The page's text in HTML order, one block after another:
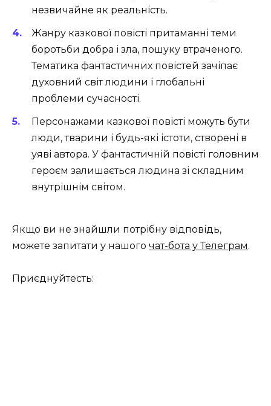
незвичайне як реальність.
Жанру казкової повісті притаманні теми
боротьби добра і зла, пошуку втраченого.
Тематика фантастичних повістей зачіпає
духовний світ людини і глобальні
проблеми сучасності.
Персонажами казкової повісті можуть бути
люди, тварини і будь-які істоти, створені в
уяві автора. У фантастичній повісті головним
героєм залишається людина зі складним
внутрішнім світом.
Якщо ви не знайшли потрібну відповідь,
можете запитати у нашого чат-бота у Телеграм.
Приєднуйтесть: